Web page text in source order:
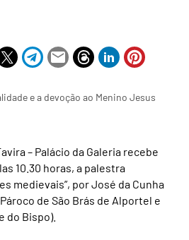
e a devoção ao Menino Jesus
– Palácio da Galeria recebe
10.30 horas, a palestra
medievais”, por José da Cunha
de São Brás de Alportel e
do Bispo).